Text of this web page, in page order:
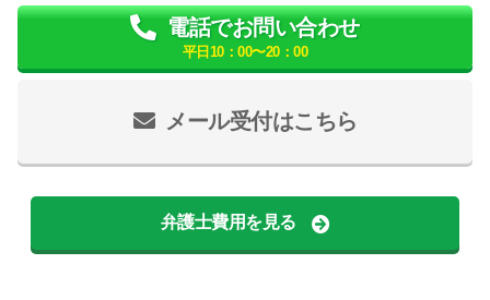
メール受付はこちら
電話でお問い合わせ
平日10：00〜20：00
弁護士費用を見る